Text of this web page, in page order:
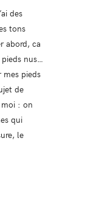
des
tons
abord, ca
nus…
pieds
de
: on
qui
le